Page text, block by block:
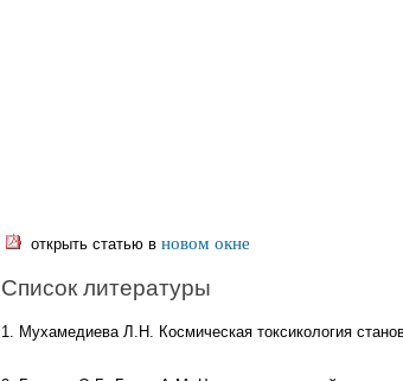
открыть статью в новом окне
Список литературы
1. Мухамедиева Л.Н. Космическая токсикология